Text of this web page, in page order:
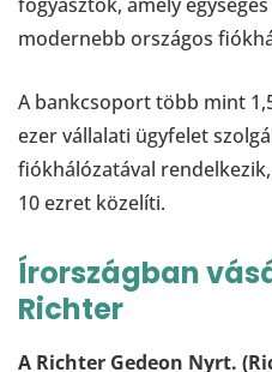
modernebb országos
A bankcsoport több mint
ezer vállalati ügyfelet
fiókhálózatával
10 ezret közelíti.
Írországban
Richter
A Richter Gedeon Nyrt.